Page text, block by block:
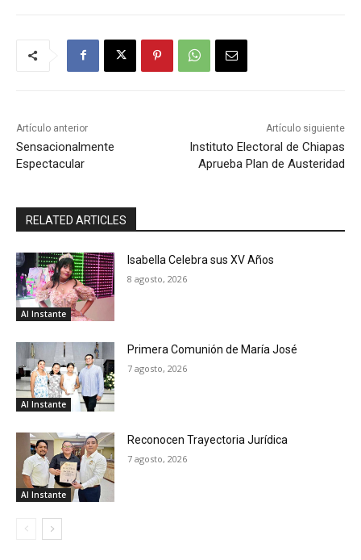
Artículo anterior
Sensacionalmente
Espectacular
Artículo siguiente
Instituto Electoral de Chiapas
Aprueba Plan de Austeridad
RELATED ARTICLES
Al Instante
Isabella Celebra sus XV Años
8 agosto, 2026
Al Instante
Primera Comunión de María José
7 agosto, 2026
Al Instante
Reconocen Trayectoria Jurídica
7 agosto, 2026